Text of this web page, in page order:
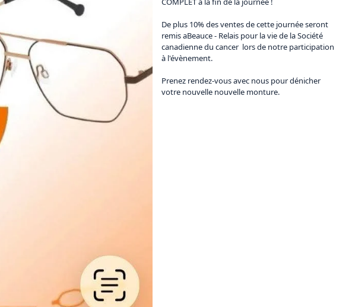
De plus 10% des ventes de cette journée seront
remis aBeauce - Relais pour la vie de la Société
canadienne du cancer  lors de notre participation
à l'évènement.
Prenez rendez-vous avec nous pour dénicher
votre nouvelle nouvelle monture.